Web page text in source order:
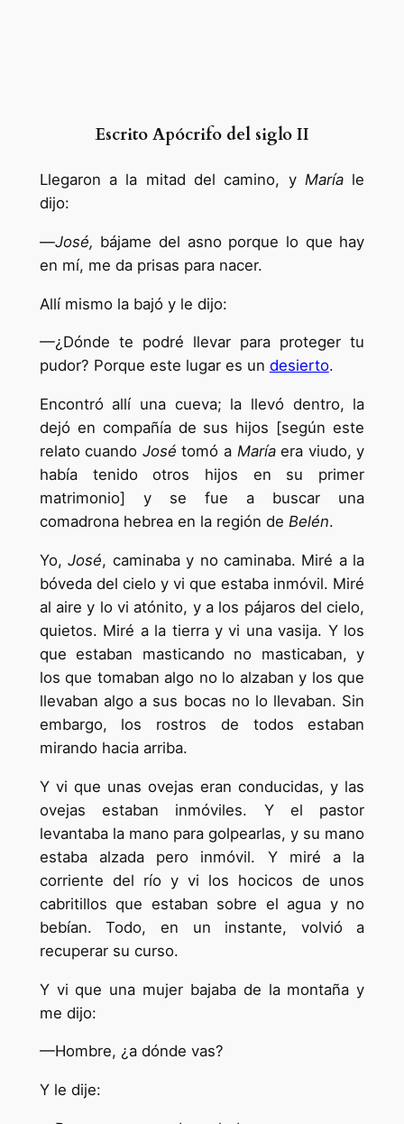
Escrito Apócrifo del siglo II
Llegaron a la mitad del camino, y Maríale
dijo:
—José, bájame del asno porque lo que hay
en mí, me da prisas para nacer.
Allí mismo la bajó y le dijo:
—¿Dónde te podré llevar para proteger tu
pudor? Porque este lugar es un desierto.
Encontró allí una cueva; la llevó dentro, la
dejó en compañía de sus hijos [según este
relato cuando José tomó a Maríaera viudo, y
había tenido otros hijos en su primer
matrimonio] y se fue a buscar una
comadrona hebrea en la región de Belén.
Yo,José, caminaba y no caminaba. Miré a la
bóveda del cielo y vi que estaba inmóvil. Miré
al aire y lo vi atónito, y a los pájaros del cielo,
quietos. Miré a la tierra y vi una vasija. Y los
que estaban masticando no masticaban, y
los que tomaban algo no lo alzaban y los que
llevaban algo a sus bocas no lo llevaban. Sin
embargo, los rostros de todos estaban
mirando hacia arriba.
Y vi que unas ovejas eran conducidas, y las
ovejas estaban inmóviles. Y el pastor
levantaba la mano para golpearlas, y su mano
estaba alzada pero inmóvil. Y miré a la
corriente del río y vi los hocicos de unos
cabritillos que estaban sobre el agua y no
bebían. Todo, en un instante, volvió a
recuperar su curso.
Y vi que una mujer bajaba de la montaña y
me dijo:
—Hombre, ¿a dónde vas?
Y le dije: